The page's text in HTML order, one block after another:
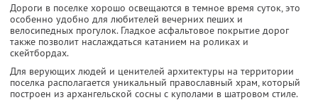
Дороги в поселке хорошо освещаются в темное время суток, это
особенно удобно для любителей вечерних пеших и
велосипедных прогулок. Гладкое асфальтовое покрытие дорог
также позволит наслаждаться катанием на роликах и
скейтбордах.
Для верующих людей и ценителей архитектуры на территории
поселка располагается уникальный православный храм, который
построен из архангельской сосны с куполами в шатровом стиле.